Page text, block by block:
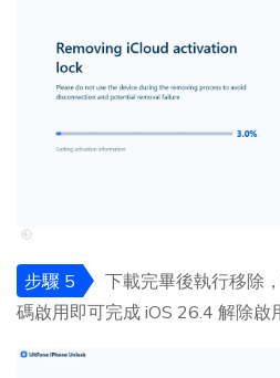
步驟 5
下載完畢後執行移除
碼啟用即可完成 iOS 26.4 解除啟